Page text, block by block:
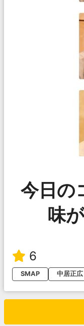
今日の
味
6
SMAP
中居正広